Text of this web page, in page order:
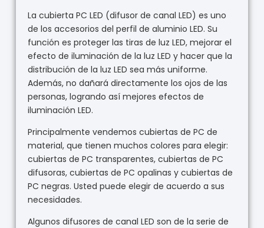
La cubierta PC LED (difusor de canal LED) es uno
de los accesorios del perfil de aluminio LED. Su
función es proteger las tiras de luz LED, mejorar el
efecto de iluminación de la luz LED y hacer que la
distribución de la luz LED sea más uniforme.
Además, no dañará directamente los ojos de las
personas, logrando así mejores efectos de
iluminación LED.
Principalmente vendemos cubiertas de PC de
material, que tienen muchos colores para elegir:
cubiertas de PC transparentes, cubiertas de PC
difusoras, cubiertas de PC opalinas y cubiertas de
PC negras. Usted puede elegir de acuerdo a sus
necesidades.
Algunos difusores de canal LED son de la serie de